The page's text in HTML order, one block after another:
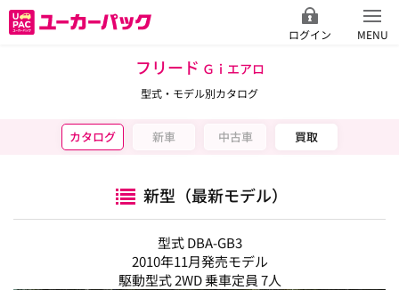
ログイン MENU
フリード Ｇｉエアロ
型式・モデル別カタログ
カタログ 新車 中古車 買取
新型（最新モデル）
型式 DBA-GB3
2010年11月発売モデル
駆動型式 2WD 乗車定員 7人